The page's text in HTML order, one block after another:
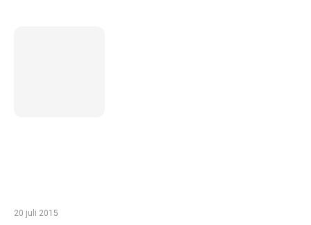
20 juli 2015